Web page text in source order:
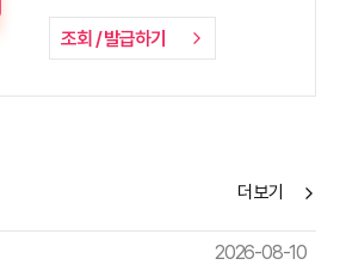
조회 / 발급하기 arrow_forward_ios
더 보기 arrow_forward_ios
2026-08-10